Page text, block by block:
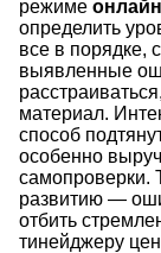
режиме онлайн
определить
все в порядке,
выявленные
материал.
способ
особенно
самопроверки.
развитию —
отбить
тинейджеру